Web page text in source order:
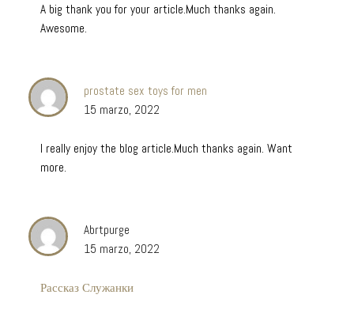
A big thank you for your article.Much thanks again.
Awesome.
prostate sex toys for men
15 marzo, 2022
I really enjoy the blog article.Much thanks again. Want
more.
Abrtpurge
15 marzo, 2022
Рассказ Служанки